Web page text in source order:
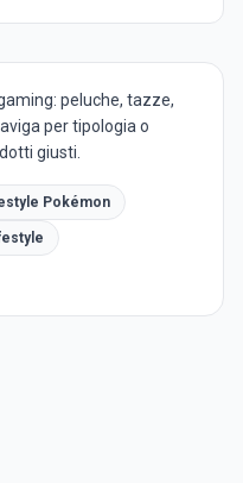
peluche, tazze,
per tipologia o
giusti.
Pokémon